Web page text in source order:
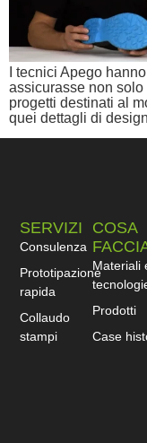
I tecnici Apego
assicurasse non
progetti destinati al
quei dettagli di
SERVIZI
Consulenza
Prototipazione
rapida
Collaudo
stampi
COSA
Materiali
Prodotti
Case